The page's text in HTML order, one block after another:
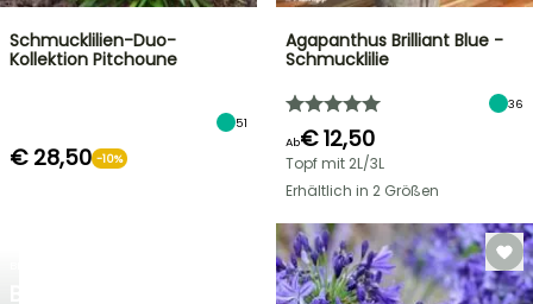
Schmucklilien-Duo-
Kollektion Pitchoune
51
€ 28,50 -10%
Agapanthus Brilliant Blue -
Schmucklilie
36
Ab€ 12,50
Topf mit 2L/3L
Erhältlich in 2 Größen